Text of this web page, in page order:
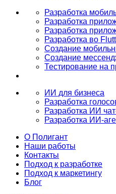
Разработка
Разработка
Разработка
Разработка во
Создание
Создание
Тестирование на
ИИ для бизнеса
Разработка
Разработка ИИ
Разработка ИИ-
О Полигант
Наши работы
Контакты
Подход к разработке
Подход к маркетингу
Блог